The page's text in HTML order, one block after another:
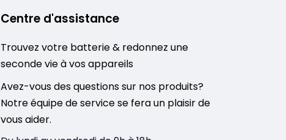
Centre d'assistance
Trouvez votre batterie & redonnez une
seconde vie à vos appareils
Avez-vous des questions sur nos produits?
Notre équipe de service se fera un plaisir de
vous aider.